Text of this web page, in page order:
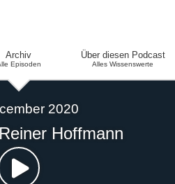
Archiv
Episoden
Über diesen Podcast
Alles Wissenswerte
2020
Hoffmann